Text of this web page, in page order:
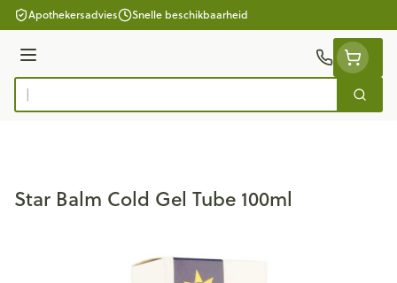
Ga naar de inhoud
Apothekersadvies Snelle beschikbaarheid
Menu
Product, merk, categorie...
Zoek
Star Balm Cold Gel Tube 100ml